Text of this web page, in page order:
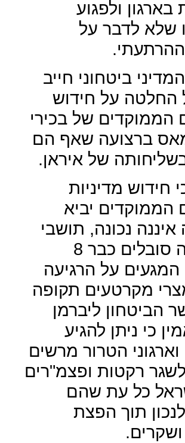
בארגון ולפגוע
שלא לדבר על
ביטחוני חייב
החלטה על חידוש
הממוקדים של בכירי
ברצועה שאף הם
של איראן.
חידוש מדיניות
הממוקדים יביא
נכונה, תושבי
עוטף עזה סובלים כבר 8
המגעים על הרגיעה
מקרטעים תקופה
הביטחון ליברמן
כי ניתן להגיע
הטרור מרשים
רקטות ופצמ"רים
כל עת שהם
תוך הפצת
ושקרים.